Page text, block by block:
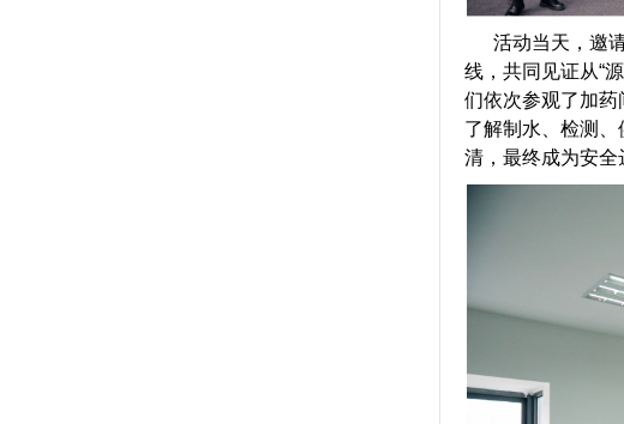
活动当天，邀请
线，共同见证从“
们依次参观了加
了解制水、检测
清，最终成为安全